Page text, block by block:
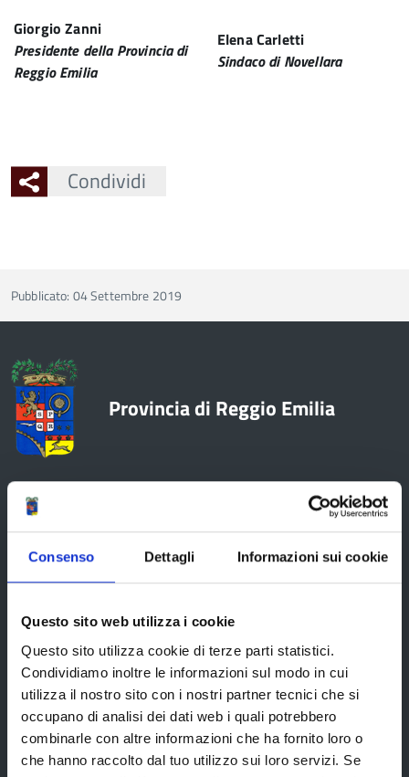
Consenso Dettagli Informazioni sui cookie
Questo sito web utilizza i cookie
Questo sito utilizza cookie di terze parti statistici.
Condividiamo inoltre le informazioni sul modo in cui
utilizza il nostro sito con i nostri partner tecnici che si
occupano di analisi dei dati web i quali potrebbero
combinarle con altre informazioni che ha fornito loro o
che hanno raccolto dal tuo utilizzo sui loro servizi. Se
Giorgio Zanni
Presidente della Provincia di
Reggio Emilia
Elena Carletti
Sindaco di Novellara
Condividi
Pubblicato: 04 Settembre 2019
Provincia di Reggio Emilia
La Provincia
Organi di governo
Statuto e Regolamenti
Amministrazione Trasparente
Uffici e orari
Storia della Provincia
Edifici e Parchi
Elezioni